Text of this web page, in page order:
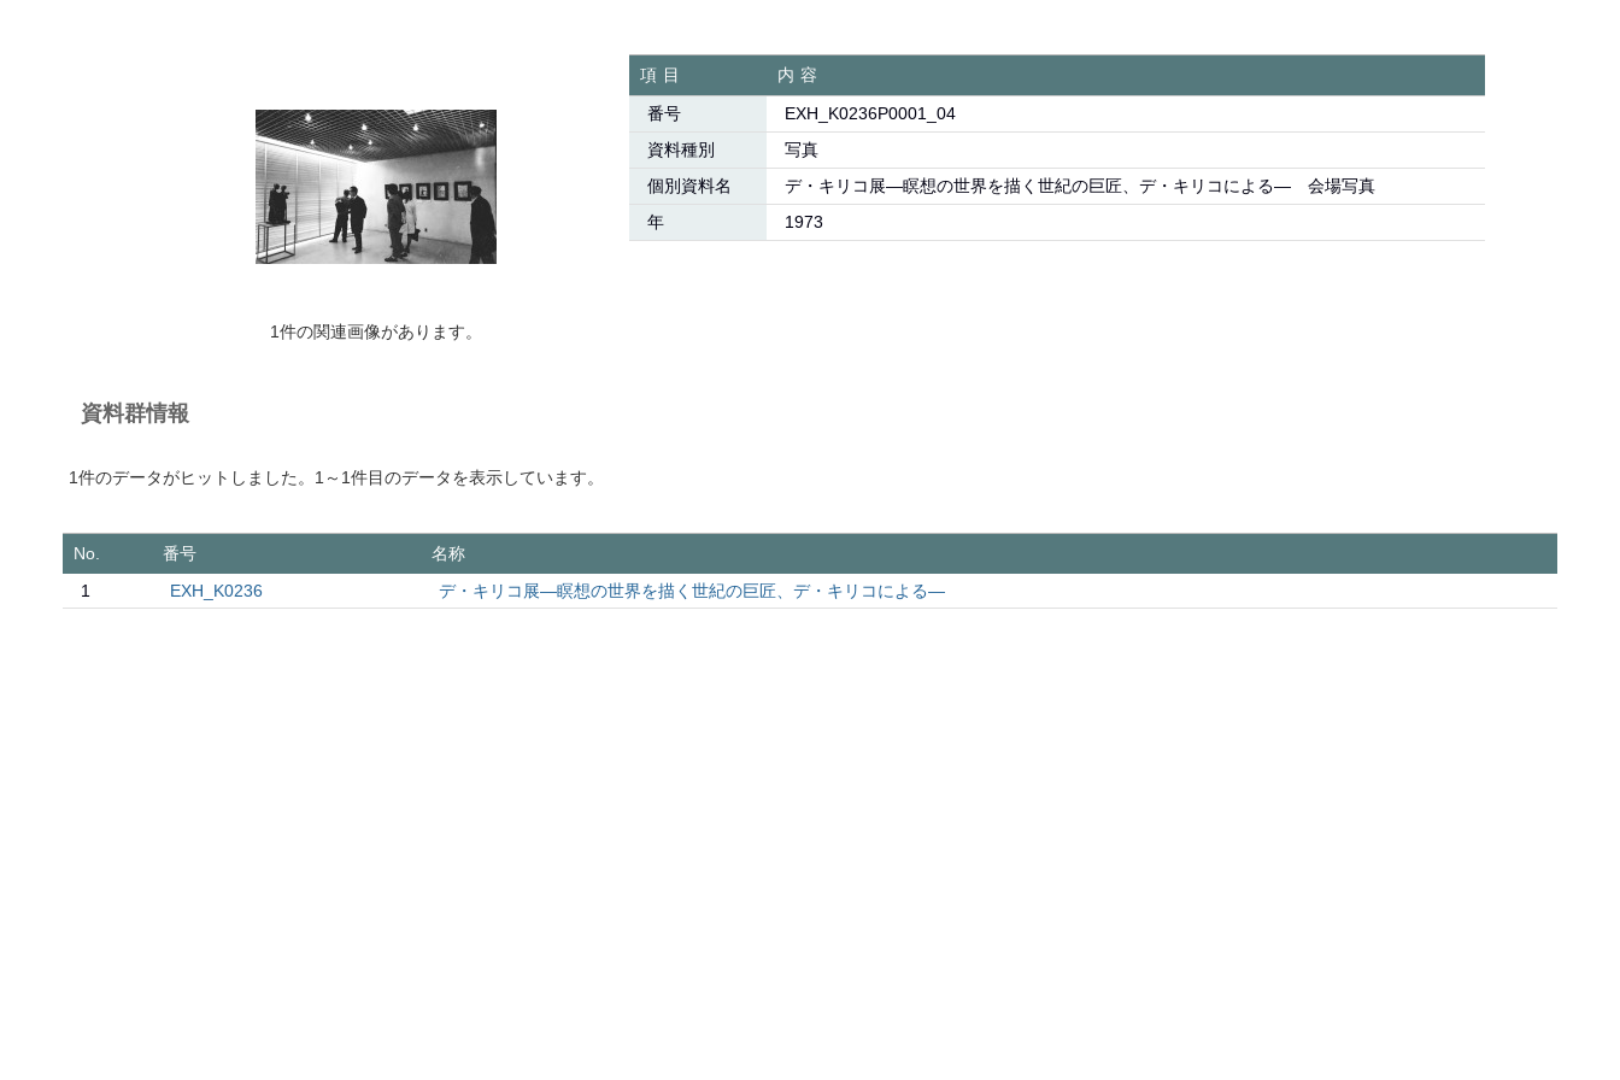
1件の関連画像があります。
項目
内容
番号
EXH_K0236P0001_04
資料種別
写真
個別資料名
デ・キリコ展―瞑想の世界を描く世紀の巨匠、デ・キリコによる― 会場写真
年
1973
資料群情報
1件のデータがヒットしました。1～1件目のデータを表示しています。
No. 番号
名称
1
EXH_K0236 デ・キリコ展―瞑想の世界を描く世紀の巨匠、デ・キリコによる―